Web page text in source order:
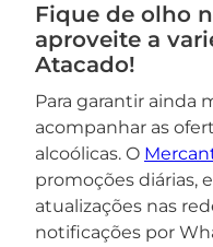
Fique de olho
aproveite a
Atacado!
Para garantir ainda
acompanhar as
alcoólicas. O
promoções diárias,
atualizações nas
notificações por